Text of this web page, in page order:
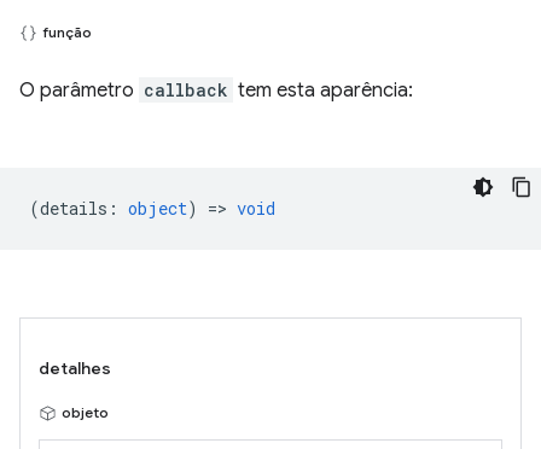
função
O parâmetro callback tem esta aparência:
(details : object) => void
detalhes
objeto